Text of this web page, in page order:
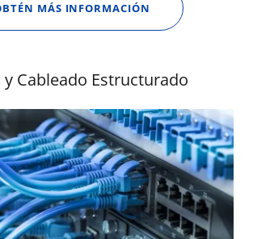
MÁS INFORMACIÓN
y Cableado Estructurado